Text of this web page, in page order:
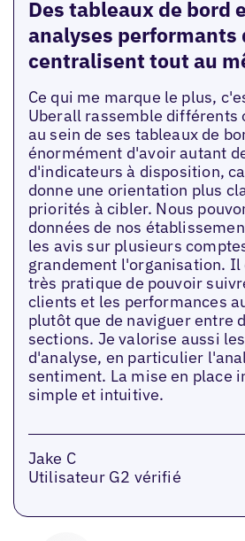
Des tableaux de bord
analyses performants
centralisent tout au
Ce qui me marque le plus,
Uberall rassemble différents
au sein de ses tableaux de
énormément d'avoir autant
d'indicateurs à disposition,
donne une orientation plus
priorités à cibler. Nous
données de nos
les avis sur plusieurs
grandement l'organisation. Il
très pratique de pouvoir
clients et les performances
plutôt que de naviguer entre
sections. Je valorise aussi
d'analyse, en particulier
sentiment. La mise en place
simple et intuitive.
Jake C
Utilisateur G2 vérifié